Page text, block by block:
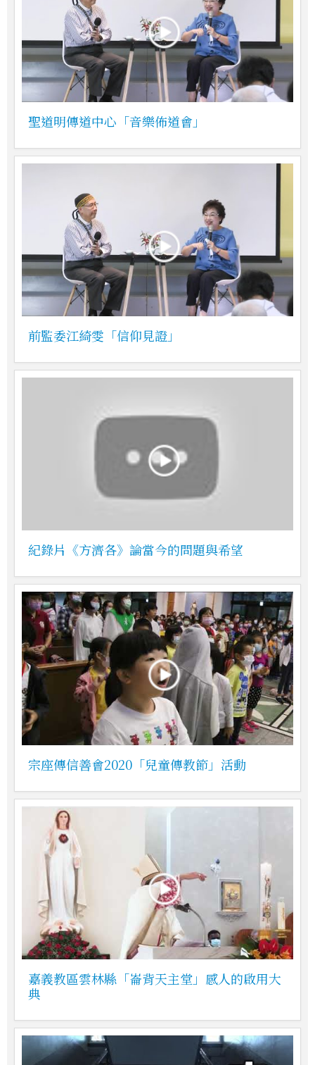
聖道明傳道中心「音樂佈道會」
前監委江綺雯「信仰見證」
紀錄片《方濟各》論當今的問題與希望
宗座傳信善會2020「兒童傳教節」活動
嘉義教區雲林縣「崙背天主堂」感人的啟用大
典